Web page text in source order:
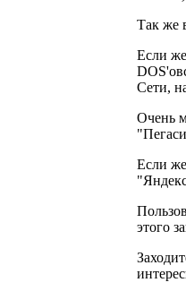
Так же
Если
Сети,
Очень
Если
этого